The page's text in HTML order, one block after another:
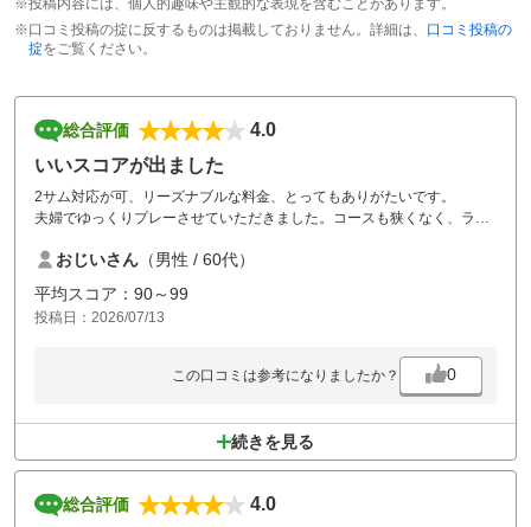
※投稿内容には、個人的趣味や主観的な表現を含むことがあります。
※口コミ投稿の掟に反するものは掲載しておりません。詳細は、 口コミ投稿の
掟をご覧ください。
総合評価
4.0
いいスコアが出ました
2サム対応が可、リーズナブルな料金、とってもありがたいです。
夫婦でゆっくりプレーさせていただきました。コースも狭くなく、ラフ
き、嫁も初めて100を切ることができ、とっても喜んでいます。
次回も楽しみに利用させもらうつもりです。
おじいさん （男性 / 60代）
平均スコア：90～99
投稿日：2026/07/13
この口コミは参考になりましたか？ 0
続きを見る
総合評価
4.0